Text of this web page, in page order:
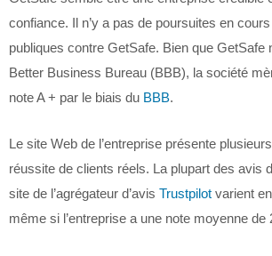
confiance. Il n’y a pas de poursuites en
publiques contre GetSafe. Bien que GetSafe
Better Business Bureau (BBB), la société
note A + par le biais du BBB.
Le site Web de l’entreprise présente
réussite de clients réels. La plupart des avis
site de l’agrégateur d’avis Trustpilot varient
même si l’entreprise a une note moyenne de